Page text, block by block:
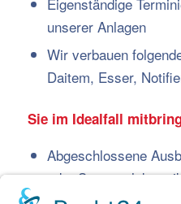
unserer Anlagen
Wir verbauen
Daitem, Esser,
Sie im Idealfall
Abgeschlossene
oder